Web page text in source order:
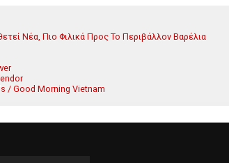
Νέα, Πιο Φιλικά Προς Το Περιβάλλον Βαρέλια
/ Good Morning Vietnam